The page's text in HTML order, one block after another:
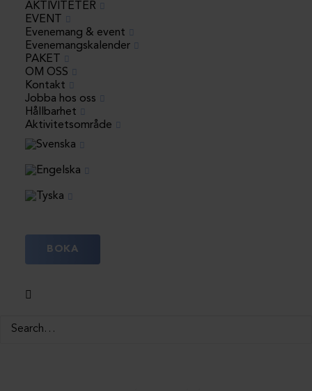
AKTIVITETER
EVENT
Evenemang & event
Evenemangskalender
PAKET
OM OSS
Kontakt
Jobba hos oss
Hållbarhet
Aktivitetsområde
BOKA
rum.
Gatufesten
6 juli, 14:00
Gatufesten! Ett koncept som är
holländska städer. Det kanske
kalas. Är det inte en speciell
känsla när alla kan mötas på en